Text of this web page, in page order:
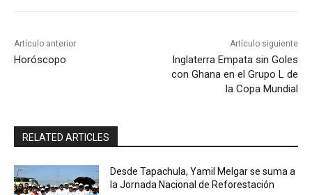
Artículo anterior
Horóscopo
Artículo siguiente
Inglaterra Empata sin Goles
con Ghana en el Grupo L de
la Copa Mundial
RELATED ARTICLES
Desde Tapachula, Yamil Melgar se suma a
la Jornada Nacional de Reforestación